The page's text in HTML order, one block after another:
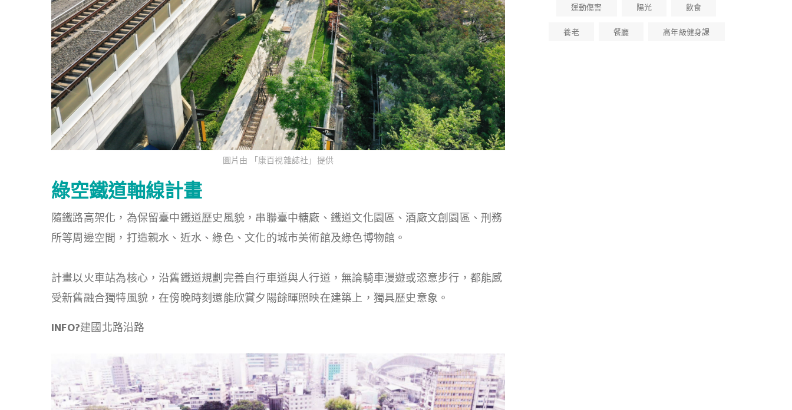
圖片由 「康百視雜誌社」提供
綠空鐵道軸線計畫
隨鐵路高架化，為保留臺中鐵道歷史風貌，串聯臺中糖廠、鐵道文化園區、酒廠文創園區、刑務
所等周邊空間，打造親水、近水、綠色、文化的城市美術館及綠色博物館。
計畫以火車站為核心，沿舊鐵道規劃完善自行車道與人行道，無論騎車漫遊或恣意步行，都能感
受新舊融合獨特風貌，在傍晚時刻還能欣賞夕陽餘暉照映在建築上，獨具歷史意象。
INFO?建國北路沿路
運動傷害
陽光
飲食
養老
餐廳 高年級健身課